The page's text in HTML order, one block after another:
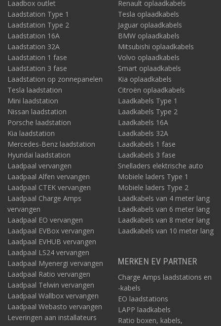
Laadbox outlet
Laadstation Type 1
Laadstation Type 2
Laadstation 16A
Laadstation 32A
Laadstation 1 fase
Laadstation 3 fase
Laadstation op zonnepanelen
Tesla laadstation
Mini laadstation
Nissan laadstation
Porsche laadstation
Kia laadstation
Mercedes-Benz laadstation
Hyundai laadstation
Laadpaal vervangen
Laadpaal Alfen vervangen
Laadpaal CTEK vervangen
Laadpaal Charge Amps
vervangen
Laadpaal EO vervangen
Laadpaal EVBox vervangen
Laadpaal EVHUB vervangen
Laadpaal LS24 vervangen
Laadpaal Myenergi vervangen
Laadpaal Ratio vervangen
Laadpaal Telwin vervangen
Laadpaal Wallbox vervangen
Laadpaal Webasto vervangen
Leveringen aan installateurs
Renault oplaadkabels
Tesla oplaadkabels
Jaguar oplaadkabels
BMW oplaadkabels
Mitsubishi oplaadkabels
Volvo oplaadkabels
Smart oplaadkabels
Kia oplaadkabels
Citroën oplaadkabels
Laadkabels Type 1
Laadkabels Type 2
Laadkabels 16A
Laadkabels 32A
Laadkabels 1 fase
Laadkabels 3 fase
Snelladers elektrische auto
Mobiele laders Type 1
Mobiele laders Type 2
Laadkabels van 4 meter lang
Laadkabels van 6 meter lang
Laadkabels van 8 meter lang
Laadkabels van 10 meter lang
MERKEN EV PARTNER
Charge Amps laadstations en
-kabels
EO laadstations
LAPP laadkabels
Ratio boxen, kabels,